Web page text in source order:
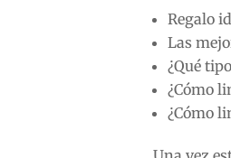
Regalo
Las
¿Qué
¿Cómo
¿Cómo